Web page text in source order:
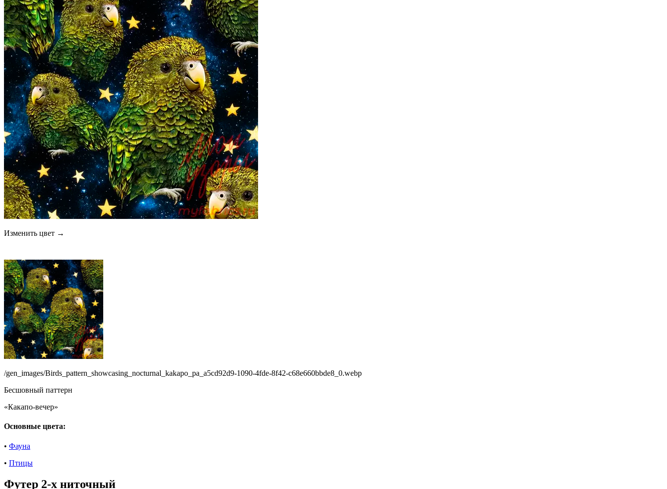
Изменить цвет →
/gen_images/Birds_pattern_showcasing_nocturnal_kakapo_pa_a5cd92d9-1090-4fde-8f42-c68e660bbde8_0.webp
Бесшовный паттерн
«Какапо-вечер»
Основные цвета:
• Фауна
• Птицы
Футер 2-х ниточный